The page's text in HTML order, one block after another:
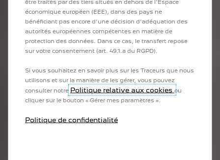
être traités par des tiers situés en dehors de l’Espace
économique européen (EEE), dans des pays ne
bénéficiant pas encore d’une décision d’adéquation des
autorités européennes compétentes en matière de
protection des données. Dans ce cas, le transfert repose
sur votre consentement (art. 49.1.a du RGPD).
Si vous souhaitez en savoir plus sur les Traceurs que nous
utilisons et sur la manière de les gérer, vous pouvez
consulter notre Politique relative aux cookies ou
cliquer sur le bouton « Gérer mes paramètres ».
Politique de confidentialité